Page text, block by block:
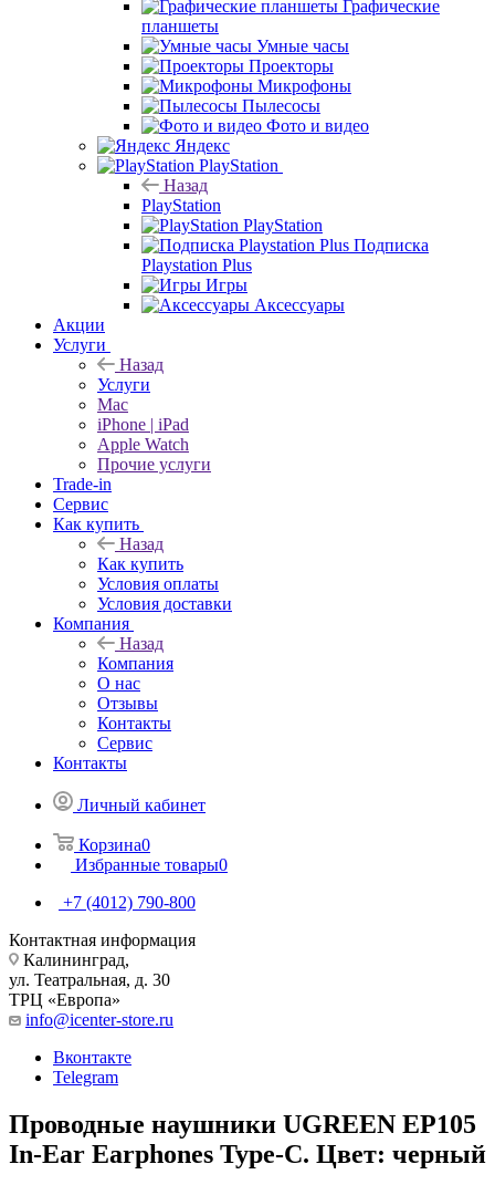
Графические
планшеты
Умные часы
Проекторы
Микрофоны
Пылесосы
Фото и видео
Яндекс
PlayStation
Назад
PlayStation
PlayStation
Подписка
Playstation Plus
Игры
Аксессуары
Акции
Услуги
Назад
Услуги
Mac
iPhone | iPad
Apple Watch
Прочие услуги
Trade-in
Сервис
Как купить
Назад
Как купить
Условия оплаты
Условия доставки
Компания
Назад
Компания
О нас
Отзывы
Контакты
Сервис
Контакты
Личный кабинет
Корзина0
Избранные товары0
+7 (4012) 790-800
Контактная информация
Калининград,
ул. Театральная, д. 30
ТРЦ «Европа»
info@icenter-store.ru
Вконтакте
Telegram
Проводные наушники UGREEN EP105
In-Ear Earphones Type-C. Цвет: черный